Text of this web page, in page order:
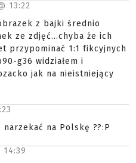
13:22
z bajki średnio
ze zdjęć...chyba że ich
przypominać 1:1 fikcyjnych
g36 widziałem i
jak na nieistniejący
na Polskę ??:P
14:39